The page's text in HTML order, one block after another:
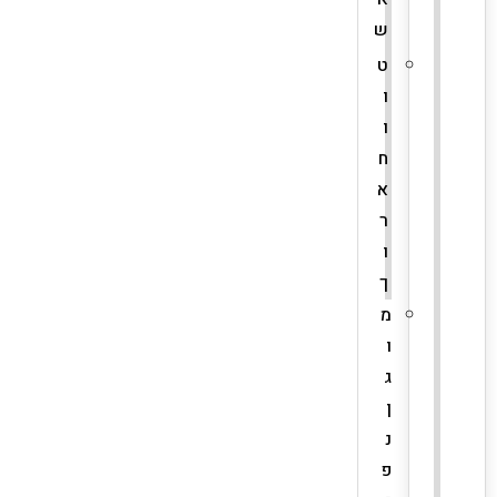
ש
ט
ו
ו
ח
א
ר
ו
ך
מ
ו
ג
ן
נ
פ